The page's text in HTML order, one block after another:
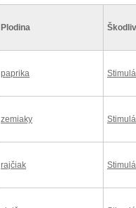
Plodina
paprika
zemiaky
rajčiak